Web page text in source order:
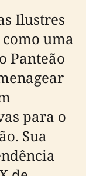
Ilustres
uma
Panteão
para o
Sua